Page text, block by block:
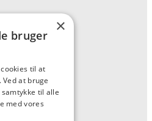
×
bruger
til at
at bruge
til alle
med vores